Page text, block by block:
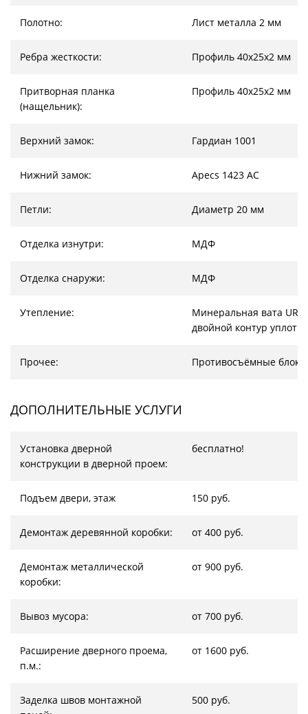
Полотно: Лист металла 2 мм
Ребра жесткости: Профиль 40х25х2 мм
Притворная планка
(нащельник):
Профиль 40х25х2 мм
Верхний замок: Гардиан 1001
Нижний замок: Apecs 1423 AC
Петли: Диаметр 20 мм
Отделка изнутри: МДФ
Отделка снаружи: МДФ
Утепление:
Минеральная вата
двойной контур
Прочее: Противосъёмные
ДОПОЛНИТЕЛЬНЫЕ УСЛУГИ
Установка дверной
конструкции в дверной проем:
бесплатно!
Подъем двери, этаж 150 руб.
Демонтаж деревянной коробки: от 400 руб.
Демонтаж металлической
коробки:
от 900 руб.
Вывоз мусора: от 700 руб.
Расширение дверного проема,
п.м.:
от 1600 руб.
Заделка швов монтажной
500 руб.